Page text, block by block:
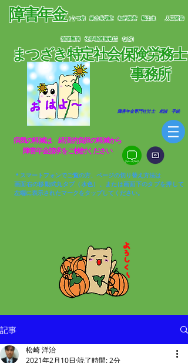
障害年金（うつ病 統合失調症 知的障害 脳出血人工関節
指定難病 化学物質過敏症 など）
まつざき特定社会保険労務士
​事務所
​ 障害年金専門社労士 相談 手続
​病気の軽減は 経済的負担の軽減から​
​障害年金請求をご検討ください
＊スマートフォンでご覧の方、ページの切り替え方法は
画面右の移動式丸タブ（水色）、または画面下のタブを押して
左端に表示されたマークをタップしてください。​
記事
松崎 洋治
2021年2月10日 読了時間: 2分